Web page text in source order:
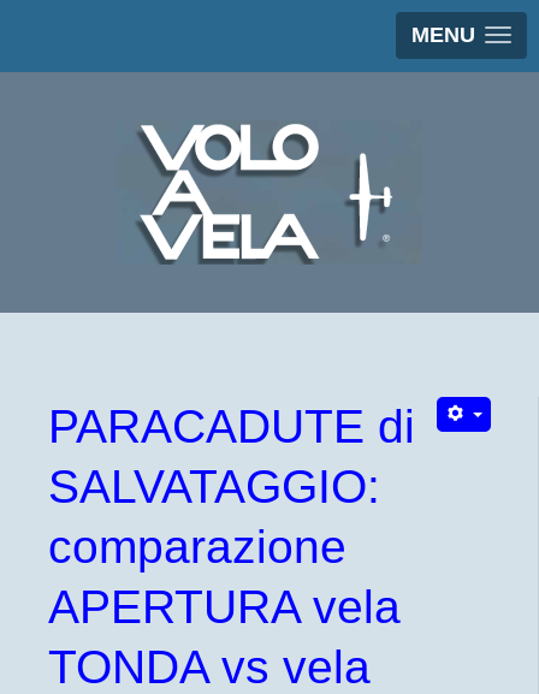
MENU
PARACADUTE di
SALVATAGGIO:
comparazione
APERTURA vela
TONDA vs vela